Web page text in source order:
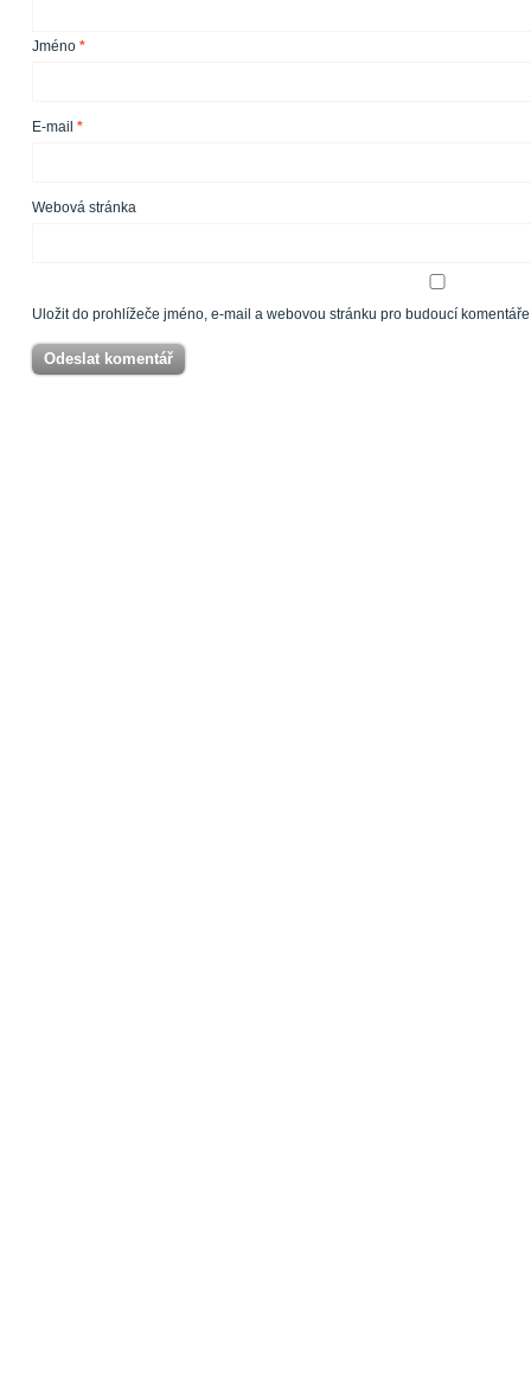
Jméno *
E-mail *
Webová stránka
Uložit do prohlížeče jméno, e-mail a webovou stránku pro budoucí